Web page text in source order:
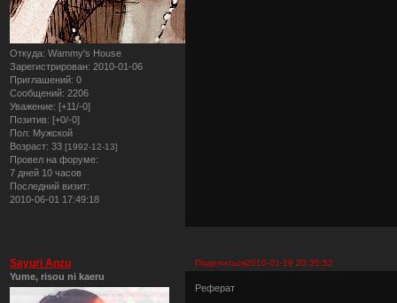
Откуда: Wammy's House
Зарегистрирован: 2010-01-06
Приглашений: 0
Сообщений: 2206
Уважение: [+11/-0]
Позитив: [+0/-0]
Пол: Мужской
Возраст: 33 [1992-12-13]
Провел на форуме:
7 дней 10 часов
Последний визит:
2010-06-01 17:49:18
Поделиться2010-01-19 20:35:52
Sayuri Anzu
Yume, risou ni kaeru
Реферат